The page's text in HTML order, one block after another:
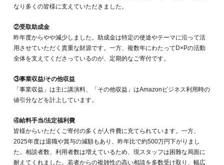
なり多くの皆様に支えていただきました。
②受取助成金
昨年度からやや減少しました。助成金は特定の使途やテーマに沿って活
用させていただく貴重な財源です。一方、複数年にわたってD×Pの活動
全体を支えてくださっているのが、定期的なご寄付です。
③事業収益/その他収益
「事業収益」は主に講演料、「その他収益」はAmazonビジネス利用時の
値引分などを計上しています。
④給料手当/法定福利費
皆様からいただくご寄付の多くが人件費に充てられています。一方、
2025年度は退職や賞与の減額もあり、昨年比で約500万円下がりまし
た。相談者数、利用者数は増えているため、現スタッフは困難な局面に
耐えてくれました。若者からの複雑性の高い相談を多数受け取り、幅広